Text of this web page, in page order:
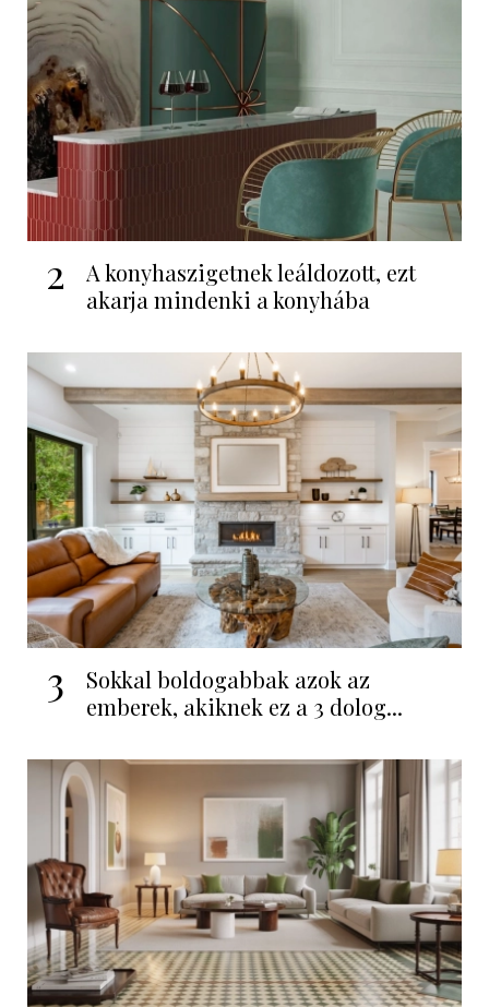
2
A konyhaszigetnek leáldozott, ezt
akarja mindenki a konyhába
3
Sokkal boldogabbak azok az
emberek, akiknek ez a 3 dolog...